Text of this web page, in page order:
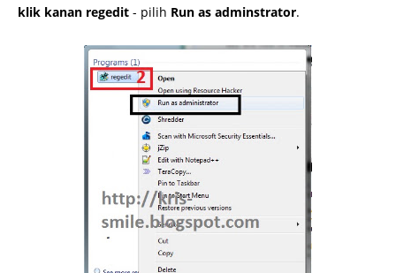
klik kanan regedit - pilih Run as adminstrator.